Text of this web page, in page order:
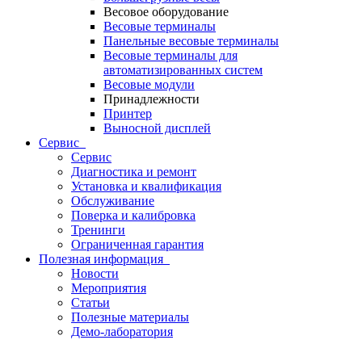
Весовое оборудование
Весовые терминалы
Панельные весовые терминалы
Весовые терминалы для
автоматизированных систем
Весовые модули
Принадлежности
Принтер
Выносной дисплей
Сервис
Сервис
Диагностика и ремонт
Установка и квалификация
Обслуживание
Поверка и калибровка
Тренинги
Ограниченная гарантия
Полезная информация
Новости
Мероприятия
Статьи
Полезные материалы
Демо-лаборатория